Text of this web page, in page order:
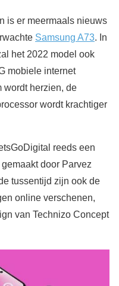
is er meermaals nieuws
Samsung A73. In
het 2022 model ook
mobiele internet
wordt herzien, de
wordt krachtiger
reeds een
gemaakt door Parvez
tussentijd zijn ook de
online verschenen,
van Technizo Concept